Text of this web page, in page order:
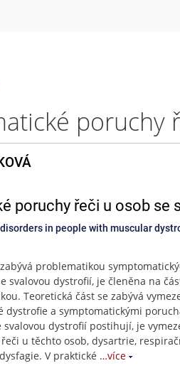
poruchy řeči u osob se
in people with muscular
problematikou
svalovou dystrofií, je členěna na
Teoretická část se zabývá
dystrofie a symptomatickými
svalovou dystrofií postihují, je
u těchto osob, dysartrie,
V praktické …více